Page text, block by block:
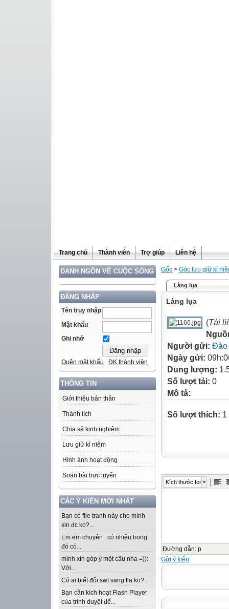
Trang chủ Thành viên Trợ giúp Liên hệ
DANH NGÔN VỀ CUỘC SỐNG
ĐĂNG NHẬP
Tên truy nhập
Mật khẩu
Ghi nhớ
Quên mật khẩu ĐK thành viên
THÔNG TIN
Giới thiệu bản thân
Thành tích
Chia sẻ kinh nghiệm
Lưu giữ kỉ niệm
Hình ảnh hoạt động
Soạn bài trực tuyến
CÁC Ý KIẾN MỚI NHẤT
Bạn có file tranh này cho mình
xin đc ko?...
Em em chuyên , có nhiều trong
đó có...
mình xin góp ý một câu nha =)):
Với...
Có ai biết đổi swf sang fla ko?...
Bạn cần kích hoạt Flash Player
của trình duyệt để...
Gốc > Góc lưu giữ kỉ
Làng lụa
Làng lụa
(Tài
Người gửi: Đào
Ngày gửi:
Dung lượng:
Số lượt tải: 0
Mô tả:
Số lượt thích: 1
Kích thước font
Đường dẫn: p
Gửi ý kiến